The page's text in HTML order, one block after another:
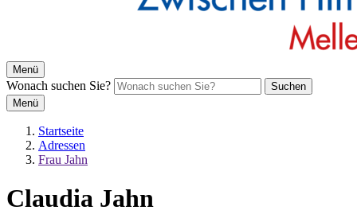
Menü
Wonach suchen Sie?
Suchen
Menü
Startseite
Adressen
Frau Jahn
Claudia Jahn